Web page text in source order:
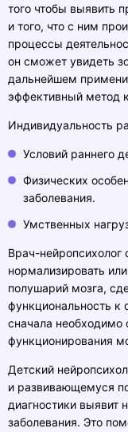
того чтобы выявить
и того, что с ним
процессы
он сможет увидеть
дальнейшем
эффективный метод
Индивидуальность
Условий раннего
Физических
заболевания.
Умственных
Врач-нейропсихолог
нормализировать
полушарий мозга,
функциональность к
сначала необходимо
функционирования
Детский
и развивающемуся
диагностики
заболевания. Это